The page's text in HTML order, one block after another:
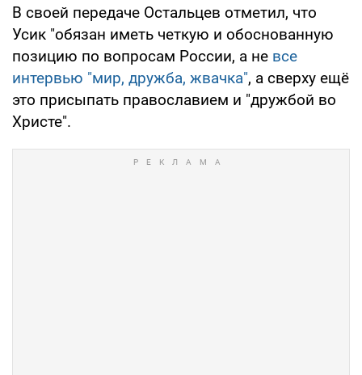
В своей передаче Остальцев отметил, что
Усик "обязан иметь четкую и обоснованную
позицию по вопросам России, а не все
интервью "мир, дружба, жвачка", а сверху ещё
это присыпать православием и "дружбой во
Христе".